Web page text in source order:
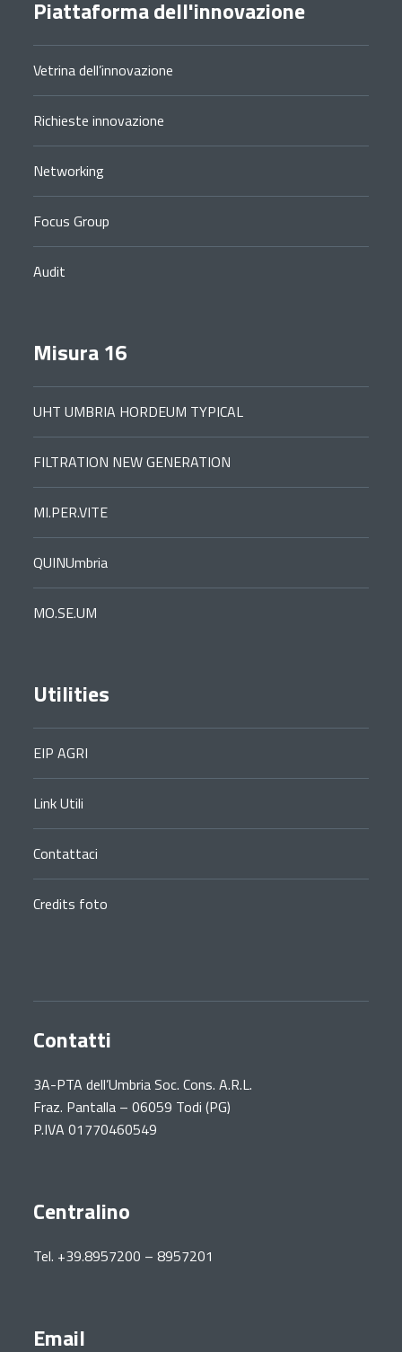
Piattaforma dell'innovazione
Vetrina dell’innovazione
Richieste innovazione
Networking
Focus Group
Audit
Misura 16
UHT UMBRIA HORDEUM TYPICAL
FILTRATION NEW GENERATION
MI.PER.VITE
QUINUmbria
MO.SE.UM
Utilities
EIP AGRI
Link Utili
Contattaci
Credits foto
Contatti
3A-PTA dell’Umbria Soc. Cons. A.R.L.
Fraz. Pantalla – 06059 Todi (PG)
P.IVA 01770460549
Centralino
Tel. +39.8957200 – 8957201
Email